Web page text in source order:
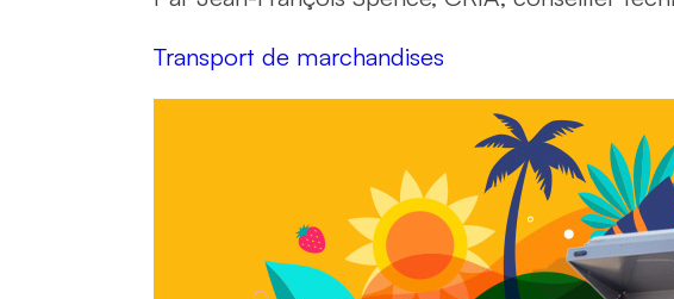
Balados
Formations
L'instant prévention
Entreposage
Lésion par équipement
Matières résiduelles
Nettoyage industriel
Nouveaux travailleurs,
travailleuses
Risques psychosociaux
Sécurité routière
Transport de
Transport de personnes
Transport de marchandises